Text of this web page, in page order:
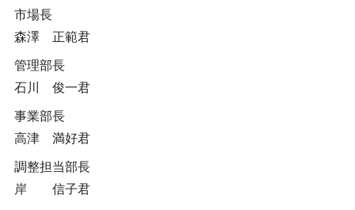
市場長
森澤 正範君
管理部長
石川 俊一君
事業部長
高津 満好君
調整担当部長
岸 信子君